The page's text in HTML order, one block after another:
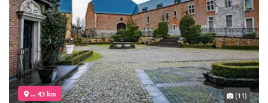
... 43 km (11)